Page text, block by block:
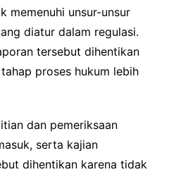
memenuhi unsur-unsur
diatur dalam regulasi.
tersebut dihentikan
proses hukum lebih
dan pemeriksaan
serta kajian
dihentikan karena tidak